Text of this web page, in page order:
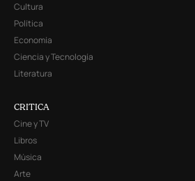
Cultura
Política
Economía
Ciencia y Tecnología
Literatura
CRITICA
Cine y TV
Libros
Música
Arte